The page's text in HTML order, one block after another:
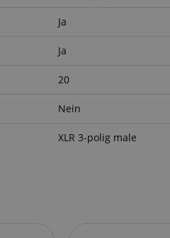
Ja
Ja
20
Nein
XLR 3-polig male